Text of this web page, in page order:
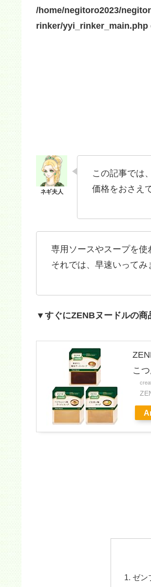
/home/negitoro2023/
rinker/yyi_rinker_main.php
この記事では
価格をおさえ
専用ソースやスープを使
それでは、早速いってみ
▼すぐにZENBヌードルの商
こ
ゼン